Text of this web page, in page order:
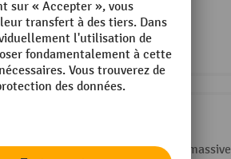
à une construction robuste et massive